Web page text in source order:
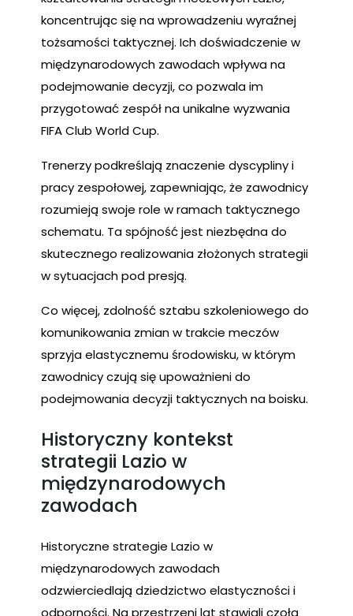
koncentrując się na wprowadzeniu wyraźnej
tożsamości taktycznej. Ich doświadczenie w
międzynarodowych zawodach wpływa na
podejmowanie decyzji, co pozwala im
przygotować zespół na unikalne wyzwania
FIFA Club World Cup.
Trenerzy podkreślają znaczenie dyscypliny i
pracy zespołowej, zapewniając, że zawodnicy
rozumieją swoje role w ramach taktycznego
schematu. Ta spójność jest niezbędna do
skutecznego realizowania złożonych strategii
w sytuacjach pod presją.
Co więcej, zdolność sztabu szkoleniowego do
komunikowania zmian w trakcie meczów
sprzyja elastycznemu środowisku, w którym
zawodnicy czują się upoważnieni do
podejmowania decyzji taktycznych na boisku.
Historyczny kontekst
strategii Lazio w
międzynarodowych
zawodach
Historyczne strategie Lazio w
międzynarodowych zawodach
odzwierciedlają dziedzictwo elastyczności i
odporności. Na przestrzeni lat stawiali czoła